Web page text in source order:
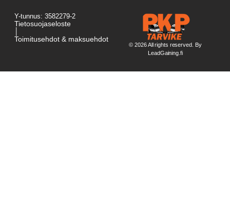
© 2026 All rights reserved. By
LeadGaining.fi
Y-tunnus: 3582279-2
Tietosuojaseloste
Toimitusehdot & maksuehdot